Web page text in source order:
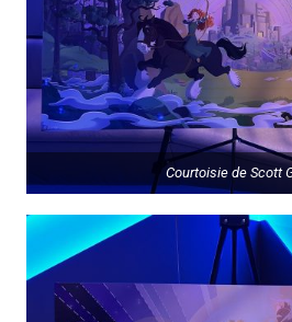
Courtoisie de Scott